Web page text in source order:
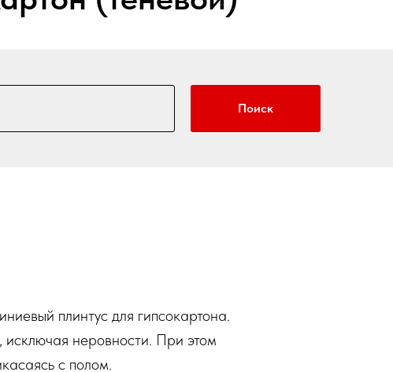
Поиск
плинтус для гипсокартона.
исключая неровности. При этом
с полом.